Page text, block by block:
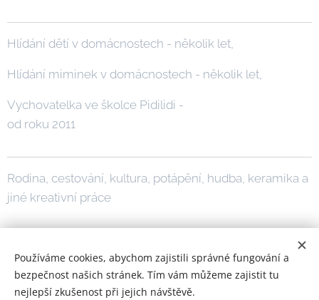
Hlídání dětí v domácnostech - několik let,
Hlídání miminek v domácnostech - několik let,
Vychovatelka ve školce Pidilidi -
od roku 2011
Rodina, cestování, kultura, potápění, hudba, keramika a
jiné kreativní práce
Používáme cookies, abychom zajistili správné fungování a
bezpečnost našich stránek. Tím vám můžeme zajistit tu
nejlepší zkušenost při jejich návštěvě.